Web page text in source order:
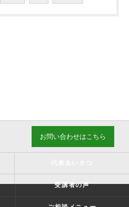
お問い合わせはこちら
受講者の声